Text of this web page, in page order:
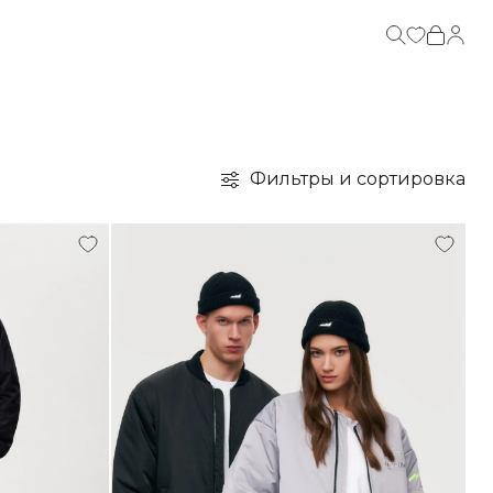
Фильтры и сортировка